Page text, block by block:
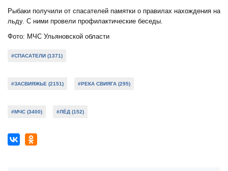
Рыбаки получили от спасателей памятки о правилах нахождения на
льду. С ними провели профилактические беседы.
Фото: МЧС Ульяновской области
#СПАСАТЕЛИ (1371)
#ЗАСВИЯЖЬЕ (2151) #РЕКА СВИЯГА (295)
#МЧС (3400) #ЛЁД (152)